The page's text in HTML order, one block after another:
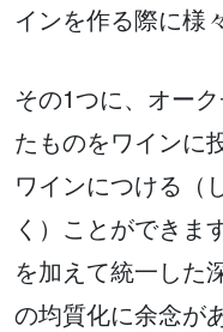
インを作る際に様
その1つに、オー
たものをワインに
ワインにつける（
く）ことができま
を加えて統一した
の均質化に余念が